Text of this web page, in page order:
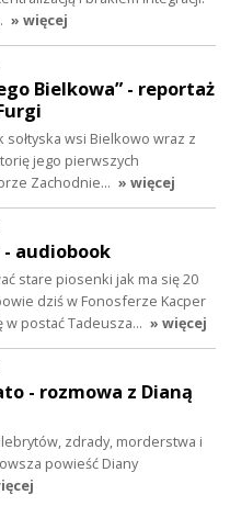
» więcej
Bielkowa” - reportaż
sołtyska wsi Bielkowo wraz z
jego pierwszych
Zachodnie… » więcej
audiobook
stare piosenki jak ma się 20
dziś w Fonosferze Kacper
w postać Tadeusza… » więcej
- rozmowa z Dianą
zdrady, morderstwa i
powieść Diany